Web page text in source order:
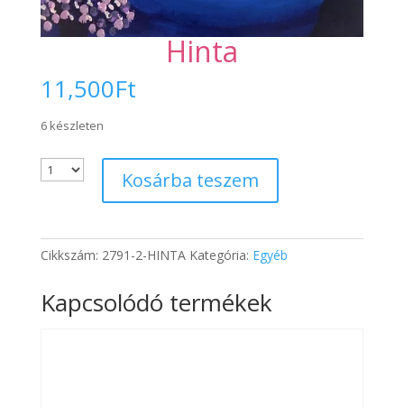
Hinta
11,500Ft
6 készleten
Kosárba teszem
Cikkszám: 2791-2-HINTA Kategória: Egyéb
Kapcsolódó termékek